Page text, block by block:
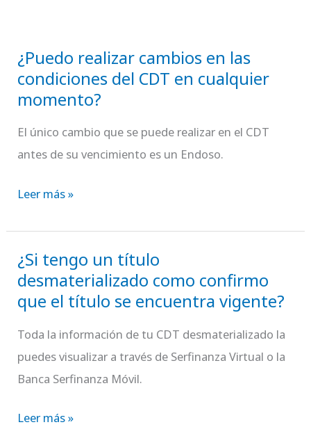
¿Puedo realizar cambios en las
condiciones del CDT en cualquier
momento?
El único cambio que se puede realizar en el CDT
antes de su vencimiento es un Endoso.
¿Puedo
realizar
cambios
en
del
en
cualquier
momento?
Leer más »
¿Si tengo un título
desmaterializado como confirmo
que el título se encuentra vigente?
Toda la información de tu CDT desmaterializado la
puedes visualizar a través de Serfinanza Virtual o la
Banca Serfinanza Móvil.
¿Si
tengo
un
que
Leer más »